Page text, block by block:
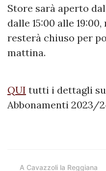
Store sarà aperto
dalle 15:00 alle
resterà chiuso per
mattina.
QUI tutti i dettagli
Abbonamenti 2023/
A Cavazzoli la Reggiana